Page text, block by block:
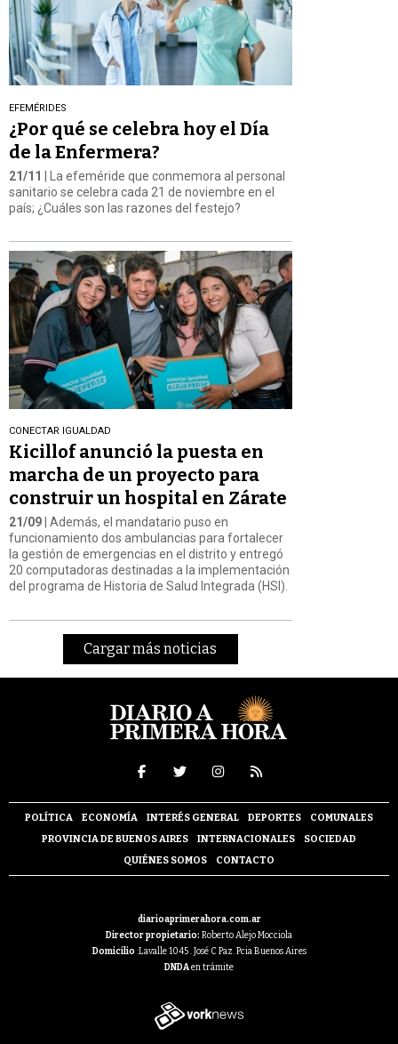
EFEMÉRIDES
¿Por qué se celebra hoy el Día
de la Enfermera?
21/11 | La efeméride que conmemora al personal
sanitario se celebra cada 21 de noviembre en el
país; ¿Cuáles son las razones del festejo?
CONECTAR IGUALDAD
Kicillof anunció la puesta en
marcha de un proyecto para
construir un hospital en Zárate
21/09 | Además, el mandatario puso en
funcionamiento dos ambulancias para fortalecer
la gestión de emergencias en el distrito y entregó
20 computadoras destinadas a la implementación
del programa de Historia de Salud Integrada (HSI).
Cargar más noticias
POLÍTICA ECONOMÍA INTERÉS GENERAL DEPORTES
COMUNALES
PROVINCIA DE BUENOS AIRES
INTERNACIONALES
SOCIEDAD
QUIÉNES SOMOS
CONTACTO
diarioaprimerahora.com.ar
Director propietario: Roberto Alejo Mocciola
Domicilio :Lavalle 1045 . José C Paz. Pcia Buenos Aires
DNDAen trámite